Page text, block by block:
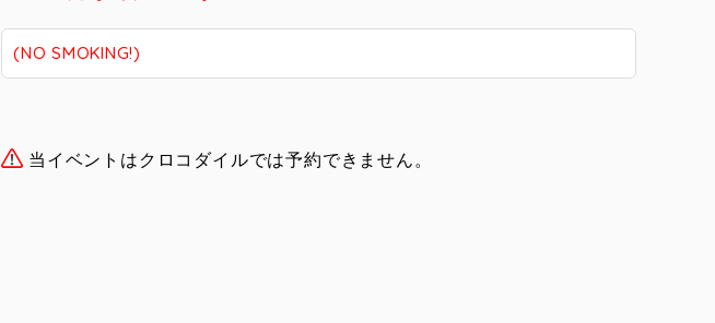
(NO SMOKING!)
当イベントはクロコダイルでは予約できません。